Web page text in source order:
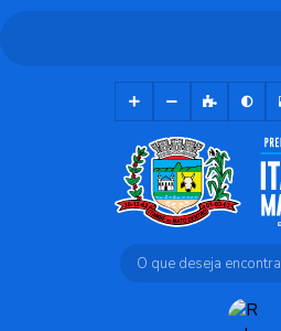
O que deseja encontrar?